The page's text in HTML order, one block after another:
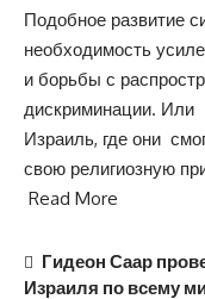
Подобное развитие
необходимость
и борьбы с
дискриминации. Или
Израиль, где они
свою религиозную
Read More
Гидеон Саар
Израиля по всему